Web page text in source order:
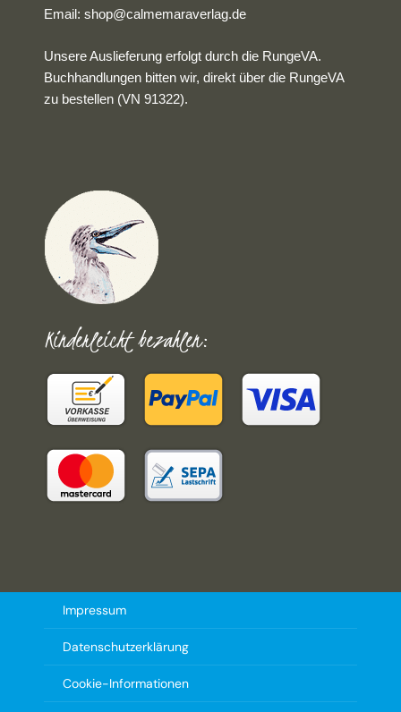
Email:shop@calmemaraverlag.de
Unsere Auslieferung erfolgt durch die RungeVA.
Buchhandlungen bitten wir, direkt über die RungeVA
zu bestellen (VN 91322).
Kinderleicht bezahlen:
Impressum
Datenschutzerklärung
Cookie-Informationen